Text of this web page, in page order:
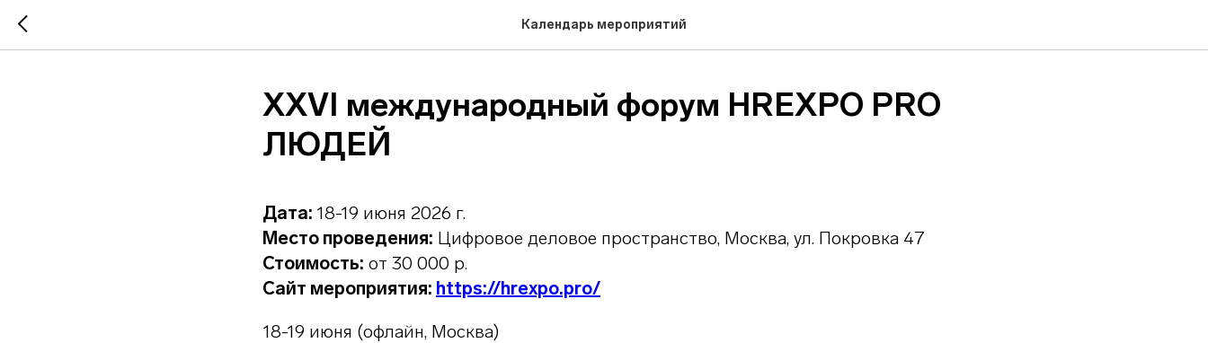
Календарь мероприятий
XXVI международный форум HREXPO PRO
ЛЮДЕЙ
Дата: 18-19 июня 2026 г.
Место проведения: Цифровое деловое пространство, Москва, ул. Покровка 47
Стоимость: от 30 000 р.
Сайт мероприятия: https://hrexpo.pro/
18-19 июня (офлайн, Москва)